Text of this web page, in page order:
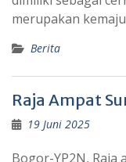
merupakan
Berita
Raja Ampat
19 Juni 2025
Bogor-YP2N, Raja